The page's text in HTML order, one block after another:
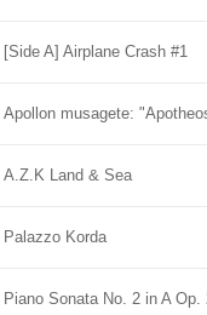
[Side A] Airplane Crash #1
Apollon musagete:
A.Z.K Land & Sea
Palazzo Korda
Piano Sonata No. 2 in A Op.